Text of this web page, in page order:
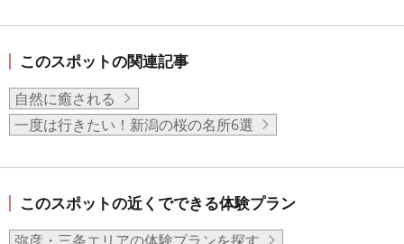
このスポットの関連記事
自然に癒される
一度は行きたい！新潟の桜の名所6選
このスポットの近くでできる体験プラン
弥彦・三条エリアの体験プランを探す